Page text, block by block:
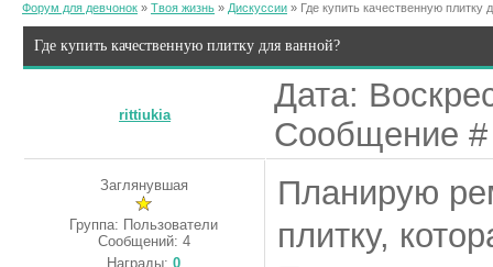
Форум для девчонок » Твоя жизнь » Дискуссии » Где купить качественную плитку
Где купить качественную плитку для ванной?
rittiukia
Дата:
Сообщение
Заглянувшая
Группа: Пользователи
Сообщений: 4
Награды:0
Планирую
плитку,